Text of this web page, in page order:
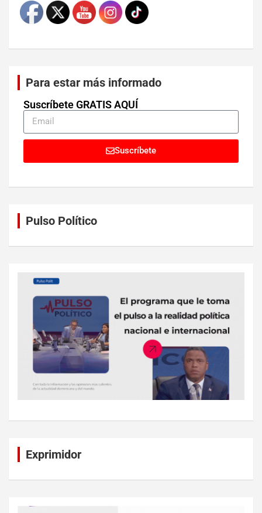
Para estar más informado
Suscríbete GRATIS AQUÍ
Suscríbete
Pulso Político
Exprimidor